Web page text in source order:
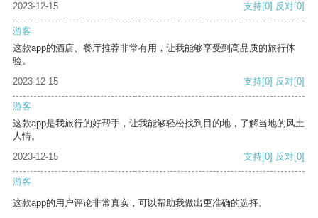
2023-12-15 支持[0] 反对[0]
游客
这款app的酒店、餐厅推荐非常有用，让我能够享受到高品质的旅行体
验。
2023-12-15
支持[0] 反对[0]
游客
这款app是我旅行的好帮手，让我能够轻松找到目的地，了解当地的风土
人情。
2023-12-15
支持[0] 反对[0]
游客
这款app的用户评论非常真实，可以帮助我做出更准确的选择。